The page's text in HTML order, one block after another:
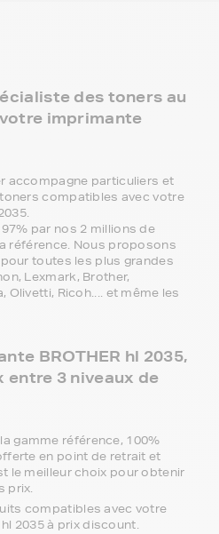
des toners au
imprimante
accompagne particuliers et
compatibles avec votre
par nos 2 millions de
référence. Nous proposons
toutes les plus grandes
Lexmark, Brother,
Olivetti, Ricoh.... et même les
BROTHER hl 2035,
entre 3 niveaux de
gamme référence, 100%
en point de retrait et
le meilleur choix pour obtenir
prix.
compatibles avec votre
2035 à prix discount.